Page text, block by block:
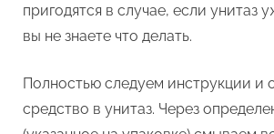
пригодятся в случае, если унитаз
вы не знаете что делать.
Полностью следуем инструкции и
средство в унитаз. Через